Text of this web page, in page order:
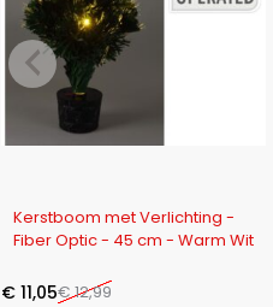
Kerstboom met Verlichting -
Fiber Optic - 45 cm - Warm Wit
€12,99
€ 11,05